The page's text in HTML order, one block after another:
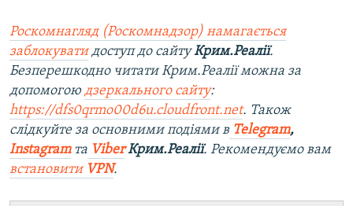
Роскомнагляд (Роскомнадзор) намагається
заблокуватидоступ до сайтуКрим.Реалії.
Безперешкодно читати Крим.Реалії можна за
допомогою дзеркального сайту:
https://dfs0qrmo00d6u.cloudfront.net. Також
слідкуйте за основними подіями в Telegram,
Instagramта ViberКрим.Реалії. Рекомендуємо вам
встановити VPN.